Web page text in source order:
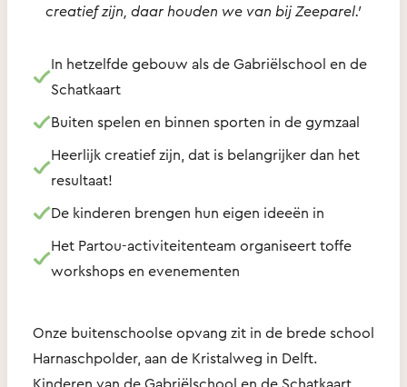
creatief zijn, daar houden we van bij Zeeparel.’
In hetzelfde gebouw als de Gabriëlschool en de
Schatkaart
Buiten spelen en binnen sporten in de gymzaal
Heerlijk creatief zijn, dat is belangrijker dan het
resultaat!
De kinderen brengen hun eigen ideeën in
Het Partou-activiteitenteam organiseert toffe
workshops en evenementen
Onze buitenschoolse opvang zit in de brede school
Harnaschpolder, aan de Kristalweg in Delft.
Kinderen van de Gabriëlschool en de Schatkaart